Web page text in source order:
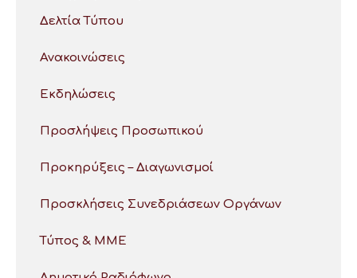
Δελτία Τύπου
Ανακοινώσεις
Εκδηλώσεις
Προσλήψεις Προσωπικού
Προκηρύξεις – Διαγωνισμοί
Προσκλήσεις Συνεδριάσεων Οργάνων
Τύπος & ΜΜΕ